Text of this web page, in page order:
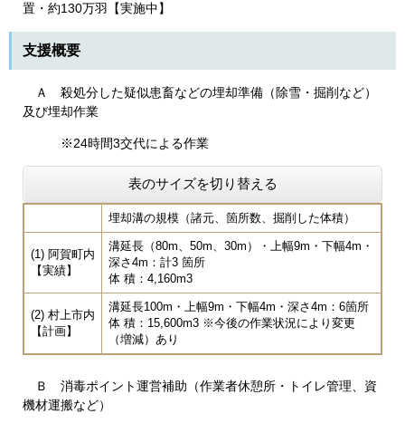
置・約130万羽【実施中】
支援概要
Ａ 殺処分した疑似患畜などの埋却準備（除雪・掘削など）
及び埋却作業
※24時間3交代による作業
表のサイズを切り替える
埋却溝の規模（諸元、箇所数、掘削した体積）
(1) 阿賀町内
【実績】
溝延長（80m、50m、30m）・上幅9m・下幅4m・
深さ4m：計3 箇所
体 積：4,160m3
(2) 村上市内
【計画】
溝延長100m・上幅9m・下幅4m・深さ4m：6箇所
体 積：15,600m3 ※今後の作業状況により変更
（増減）あり
Ｂ 消毒ポイント運営補助（作業者休憩所・トイレ管理、資
機材運搬など）